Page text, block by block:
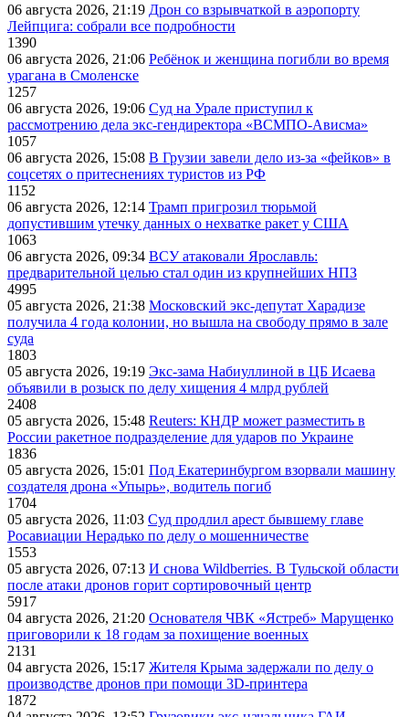
06 августа 2026, 21:19 Дрон со взрывчаткой в аэропорту
Лейпцига: собрали все подробности
1390
06 августа 2026, 21:06 Ребёнок и женщина погибли во время
урагана в Смоленске
1257
06 августа 2026, 19:06 Суд на Урале приступил к
рассмотрению дела экс-гендиректора «ВСМПО-Ависма»
1057
06 августа 2026, 15:08 В Грузии завели дело из-за «фейков» в
соцсетях о притеснениях туристов из РФ
1152
06 августа 2026, 12:14 Трамп пригрозил тюрьмой
допустившим утечку данных о нехватке ракет у США
1063
06 августа 2026, 09:34 ВСУ атаковали Ярославль:
предварительной целью стал один из крупнейших НПЗ
4995
05 августа 2026, 21:38 Московский экс-депутат Харадизе
получила 4 года колонии, но вышла на свободу прямо в зале
суда
1803
05 августа 2026, 19:19 Экс-зама Набиуллиной в ЦБ Исаева
объявили в розыск по делу хищения 4 млрд рублей
2408
05 августа 2026, 15:48 Reuters: КНДР может разместить в
России ракетное подразделение для ударов по Украине
1836
05 августа 2026, 15:01 Под Екатеринбургом взорвали машину
создателя дрона «Упырь», водитель погиб
1704
05 августа 2026, 11:03 Суд продлил арест бывшему главе
Росавиации Нерадько по делу о мошенничестве
1553
05 августа 2026, 07:13 И снова Wildberries. В Тульской области
после атаки дронов горит сортировочный центр
5917
04 августа 2026, 21:20 Основателя ЧВК «Ястреб» Марущенко
приговорили к 18 годам за похищение военных
2131
04 августа 2026, 15:17 Жителя Крыма задержали по делу о
производстве дронов при помощи 3D‑принтера
1872